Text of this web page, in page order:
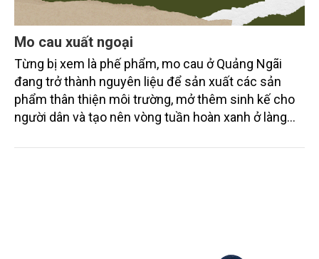
Mo cau xuất ngoại
Từng bị xem là phế phẩm, mo cau ở Quảng Ngãi
đang trở thành nguyên liệu để sản xuất các sản
phẩm thân thiện môi trường, mở thêm sinh kế cho
người dân và tạo nên vòng tuần hoàn xanh ở làng
chén, dĩa... từ mo cau đã được thị trường trong nước